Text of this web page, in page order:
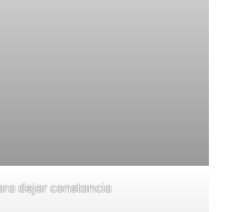
dejar constancia